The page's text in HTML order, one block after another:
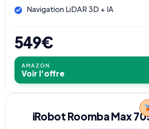
Navigation LiDAR 3D + IA
549€
AMAZON
Voir l'offre
iRobot Roomba Max